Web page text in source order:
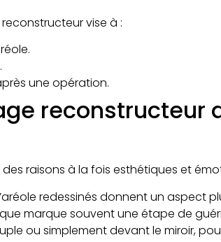
vise à :
une opération.
reconstructeur
raisons à la fois esthétiques et
redessinés donnent un aspect
marque souvent une étape de
ou simplement devant le miroir,